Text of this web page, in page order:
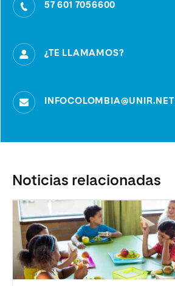
57 601 7056600
¿TE LLAMAMOS?
INFOCOLOMBIA@UNIR.NET
Noticias relacionadas